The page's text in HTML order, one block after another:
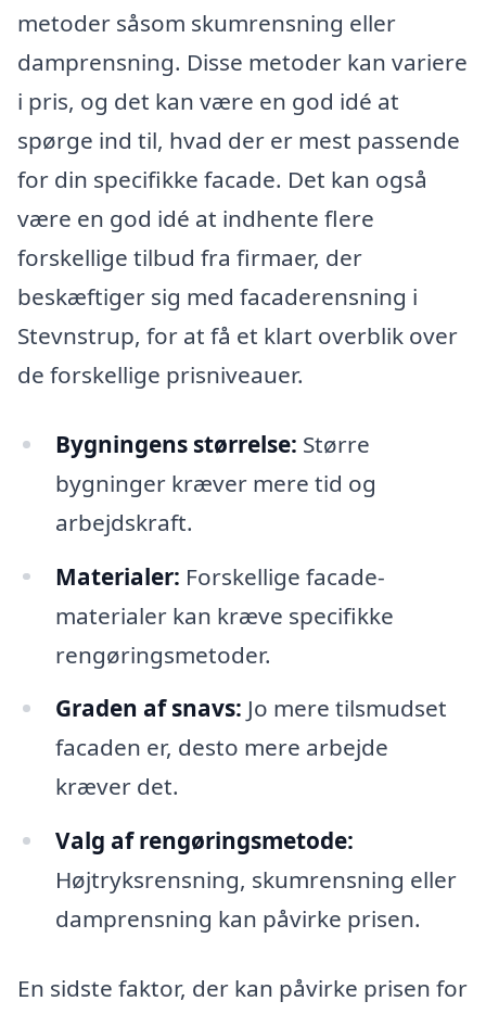
metoder såsom skumrensning eller
damprensning. Disse metoder kan variere
i pris, og det kan være en god idé at
spørge ind til, hvad der er mest passende
for din specifikke facade. Det kan også
være en god idé at indhente flere
forskellige tilbud fra firmaer, der
beskæftiger sig med facaderensning i
Stevnstrup, for at få et klart overblik over
de forskellige prisniveauer.
Bygningens størrelse: Større
bygninger kræver mere tid og
arbejdskraft.
Materialer: Forskellige facade-
materialer kan kræve specifikke
rengøringsmetoder.
Graden af snavs: Jo mere tilsmudset
facaden er, desto mere arbejde
kræver det.
Valg af rengøringsmetode:
Højtryksrensning, skumrensning eller
damprensning kan påvirke prisen.
En sidste faktor, der kan påvirke prisen for